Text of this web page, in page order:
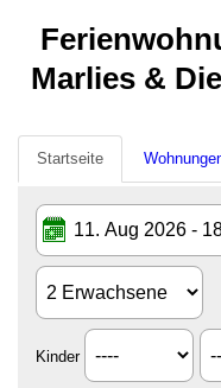
Marlies &
Startseite
Kinder